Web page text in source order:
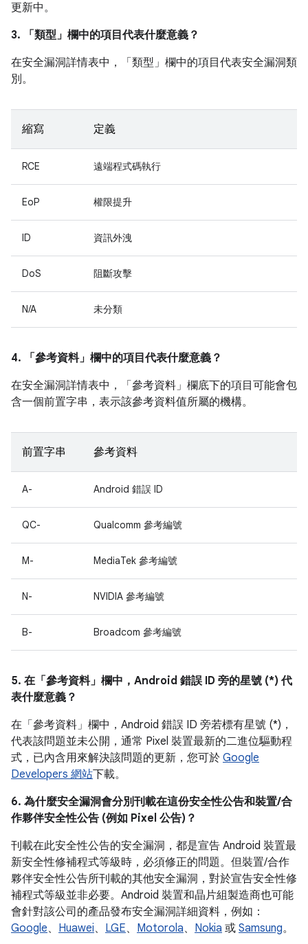
更新中。
3. 「類型」 欄中的項目代表什麼意義？
在安全漏洞詳情表中，「類型」 欄中的項目代表安全漏洞類
別。
縮寫 定義
RCE 遠端程式碼執行
EoP 權限提升
ID 資訊外洩
DoS 阻斷攻擊
N/A 未分類
4. 「參考資料」 欄中的項目代表什麼意義？
在安全漏洞詳情表中，「參考資料」 欄底下的項目可能會包
含一個前置字串，表示該參考資料值所屬的機構。
前置字串 參考資料
A- Android 錯誤 ID
QC- Qualcomm 參考編號
M- MediaTek 參考編號
N- NVIDIA 參考編號
B- Broadcom 參考編號
5. 在「參考資料」 欄中，Android 錯誤 ID 旁的星號 (*) 代
表什麼意義？
在「參考資料」 欄中，Android 錯誤 ID 旁若標有星號 (*)，
代表該問題並未公開，通常 Pixel 裝置最新的二進位驅動程
式，已內含用來解決該問題的更新，您可於 Google
Developers 網站下載。
6. 為什麼安全漏洞會分別刊載在這份安全性公告和裝置/合
作夥伴安全性公告 (例如 Pixel 公告)？
刊載在此安全性公告的安全漏洞，都是宣告 Android 裝置最
新安全性修補程式等級時，必須修正的問題。但裝置/合作
夥伴安全性公告所刊載的其他安全漏洞，對於宣告安全性修
補程式等級並非必要。Android 裝置和晶片組製造商也可能
會針對該公司的產品發布安全漏洞詳細資料，例如：
Google、 Huawei、 LGE、 Motorola、 Nokia 或 Samsung。